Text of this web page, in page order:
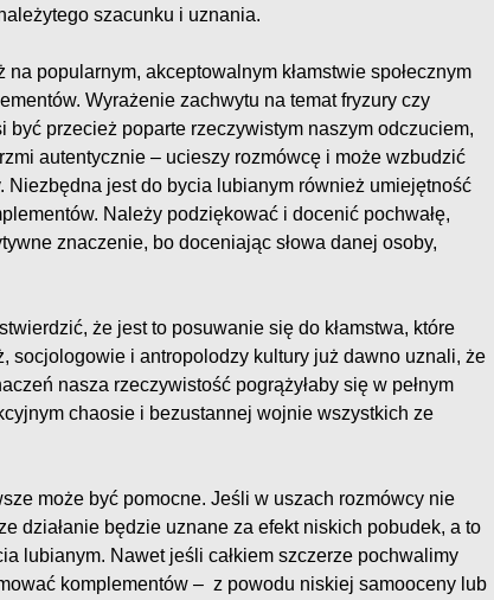
szacunku i uznania.
popularnym, akceptowalnym kłamstwie społecznym
Wyrażenie zachwytu na temat fryzury czy
być przecież poparte rzeczywistym naszym odczuciem,
autentycznie – ucieszy rozmówcę i może wzbudzić
Niezbędna jest do bycia lubianym również umiejętność
Należy podziękować i docenić pochwałę,
znaczenie, bo doceniając słowa danej osoby,
że jest to posuwanie się do kłamstwa, które
socjologowie i antropolodzy kultury już dawno uznali, że
nasza rzeczywistość pogrążyłaby się w pełnym
chaosie i bezustannej wojnie wszystkich ze
może być pomocne. Jeśli w uszach rozmówcy nie
działanie będzie uznane za efekt niskich pobudek, a to
lubianym. Nawet jeśli całkiem szczerze pochwalimy
komplementów – z powodu niskiej samooceny lub